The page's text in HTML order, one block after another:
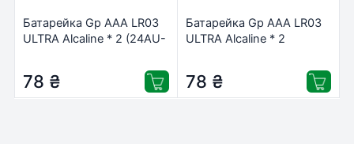
Батарейка Gp AAA LR03
ULTRA Alcaline * 2 (24AU-
78 ₴
Батарейка Gp AAA LR03
ULTRA Alcaline * 2
78 ₴